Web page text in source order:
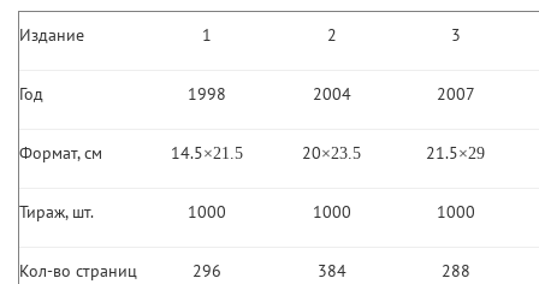
Издание 1 2 3
Год 1998 2004 2007
Формат, см 14.5×21.5 20×23.5 21.5×29
Тираж, шт. 1000 1000 1000
Кол-во страниц 296 384 288